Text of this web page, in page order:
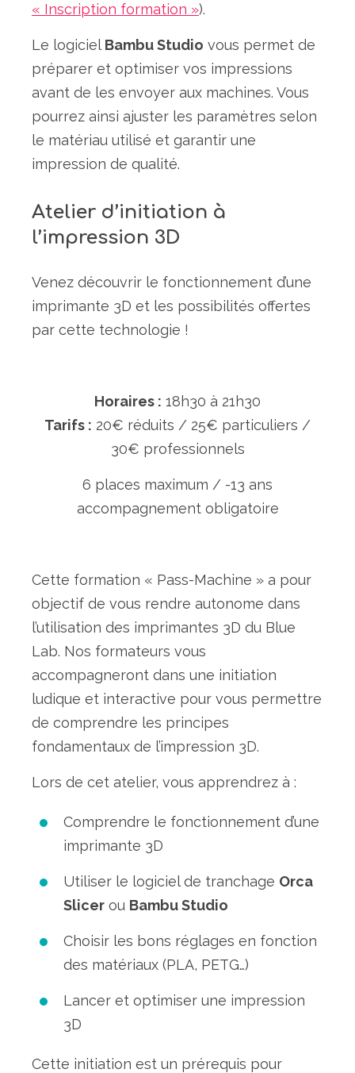
« Inscription formation »).
Le logiciel Bambu Studio vous permet de
préparer et optimiser vos impressions
avant de les envoyer aux machines. Vous
pourrez ainsi ajuster les paramètres selon
le matériau utilisé et garantir une
impression de qualité.
Atelier d’initiation à
l’impression 3D
Venez découvrir le fonctionnement d’une
imprimante 3D et les possibilités offertes
par cette technologie !
Horaires : 18h30 à 21h30
Tarifs : 20€ réduits / 25€ particuliers /
30€ professionnels
6 places maximum / -13 ans
accompagnement obligatoire
Cette formation « Pass-Machine » a pour
objectif de vous rendre autonome dans
l’utilisation des imprimantes 3D du Blue
Lab. Nos formateurs vous
accompagneront dans une initiation
ludique et interactive pour vous permettre
de comprendre les principes
fondamentaux de l’impression 3D.
Lors de cet atelier, vous apprendrez à :
Comprendre le fonctionnement d’une
imprimante 3D
Utiliser le logiciel de tranchage Orca
Slicer ou Bambu Studio
Choisir les bons réglages en fonction
des matériaux (PLA, PETG…)
Lancer et optimiser une impression
3D
Cette initiation est un prérequis pour